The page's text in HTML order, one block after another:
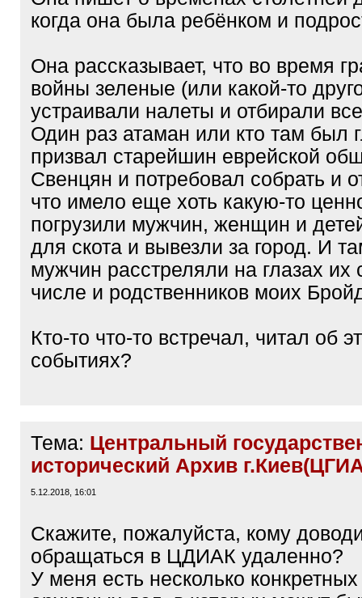
когда она была ребёнком и
Она рассказывает, что во время
войны зеленые (или какой-то
устраивали налеты и отбирали
Один раз атаман или кто там был
призвал старейшин еврейской
Свенцян и потребовал собрать и
что имело еще хоть какую-то
погрузили мужчин, женщин и
для скота и вывезли за город. И
мужчин расстреляли на глазах
числе и родственников моих
Кто-то что-то встречал, читал об
событиях?
Тема: Центральный
исторический Архив
5.12.2018, 16:01
Скажите, пожалуйста, кому
обращаться в ЦДИАК удаленно?
У меня есть несколько